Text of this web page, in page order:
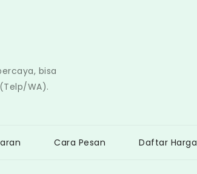
bisa
WA).
Cara Pesan Daftar Harga